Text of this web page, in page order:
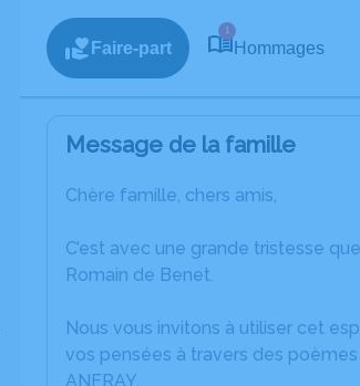
Faire-part
1
Hommages
Message de la famille
Chère famille, chers amis,
C’est avec une grande tristesse
Romain de Benet.
Nous vous invitons à utiliser cet
vos pensées à travers des
ANFRAY.